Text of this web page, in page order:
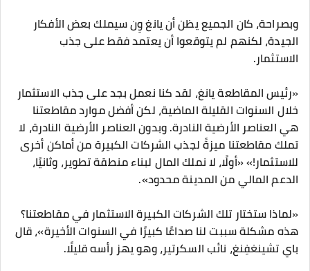
وبصراحة، كان الجميع يظن أن يانغ وِن سيملك بعض الأفكار
الجيدة، لكنهم لم يتوقعوا أن يعتمد فقط على جذب
الاستثمار.
«رئيس المقاطعة يانغ، لقد كنا نعمل بجد على جذب الاستثمار
خلال السنوات القليلة الماضية، لكن أفضل موارد مقاطعتنا
هي العناصر الأرضية النادرة. وبدون العناصر الأرضية النادرة، لا
تملك مقاطعتنا ميزةً لجذب الشركات الكبيرة من أماكن أخرى
للاستثمار!» «أولًا، لا نملك المال لبناء منطقة تطوير، وثانيًا،
الدعم المالي من المدينة محدود».
«لماذا ستختار تلك الشركات الكبيرة الاستثمار في مقاطعتنا؟
هذه مشكلة سببت لنا صداعًا كبيرًا في السنوات الأخيرة»، قال
باي تشينغفِنغ، نائب السكرتير، وهو يهز رأسه قليلًا.